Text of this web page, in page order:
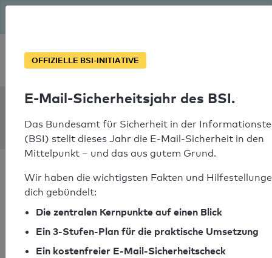
Soforthilfe bei Notfällen
m4x.one
SPF-Check bestanden
Ihr SPF-Record Prüfergebnis
OFFIZIELLE BSI-INITIATIVE
E-Mail-Sicherheitsjahr des BSI.
Das Bundesamt für Sicherheit in der
(BSI) stellt dieses Jahr die E-Mail-Sicherheit in den
Mittelpunkt – und das aus gutem Grund.
Wir haben die wichtigsten Fakten und
dich gebündelt:
Die zentralen Kernpunkte auf einen Blick
Ein 3-Stufen-Plan für die praktische Umsetzung
Ein kostenfreier E-Mail-Sicherheitscheck